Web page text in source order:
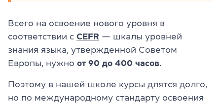
Всего на освоение нового уровня в
соответствии с CEFR — шкалы уровней
знания языка, утвержденной Советом
Европы, нужно от 90 до 400 часов.
Поэтому в нашей школе курсы длятся долго,
но по международному стандарту освоения